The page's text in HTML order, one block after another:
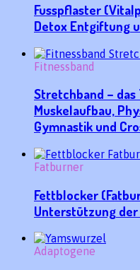
Fusspflaster
Detox Entgiftung
Fitnessband
Stretchband –
Muskelaufbau,
Gymnastik und
Fatburner
Fettblocker
Unterstützung
Adaptogene